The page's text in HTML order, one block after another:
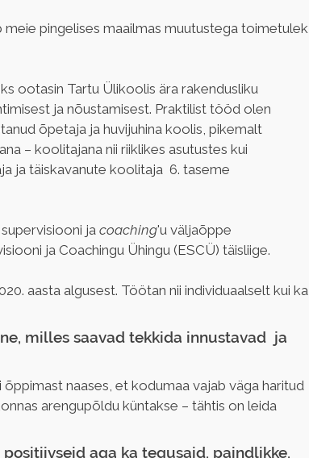
pingelises maailmas muutustega toimetulek
ootasin Tartu Ülikoolis ära rakendusliku
ja nõustamisest. Praktilist tööd olen
õpetaja ja huvijuhina koolis, pikemalt
– koolitajana nii riiklikes asutustes kui
ja täiskavanute koolitaja  6. taseme
ja coaching'u väljaõppe
ja Coachingu Ühingu (ESCÜ) täisliige.
aasta algusest. Töötan nii individuaalselt kui ka
milles saavad tekkida innustavad  ja
i õppimast naases, et kodumaa vajab väga haritud
arengupõldu küntakse – tähtis on leida
aga ka tegusaid, paindlikke,